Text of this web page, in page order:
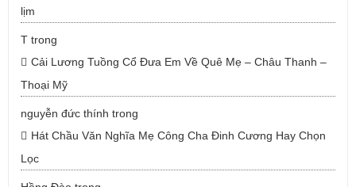
lịm
T trong
Cải Lương Tuồng Cổ Đưa Em Về Quê Mẹ – Châu Thanh –
Thoại Mỹ
nguyễn đức thính trong
Hát Chầu Văn Nghĩa Mẹ Công Cha Đinh Cương Hay Chọn
Lọc